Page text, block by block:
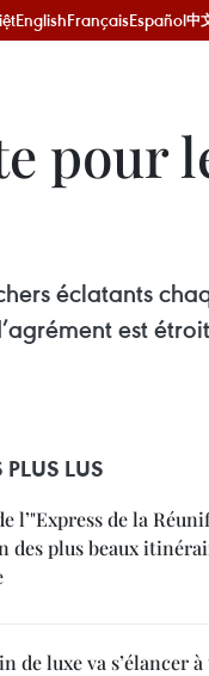
EnglishFrançaisEspañol中
pour
éclatants
est
PLUS LUS
l’"Express de la
des plus beaux
de luxe va s’élancer